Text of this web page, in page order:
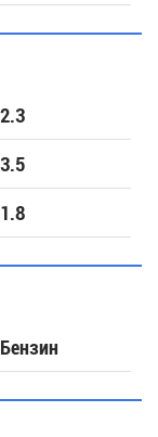
2.3
3.5
1.8
Бензин